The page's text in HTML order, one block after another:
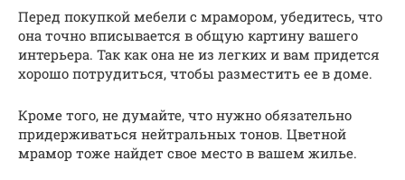
Перед покупкой мебели с мрамором, убедитесь, что
она точно вписывается в общую картину вашего
интерьера. Так как она не из легких и вам придется
хорошо потрудиться, чтобы разместить ее в доме.
Кроме того, не думайте, что нужно обязательно
придерживаться нейтральных тонов. Цветной
мрамор тоже найдет свое место в вашем жилье.